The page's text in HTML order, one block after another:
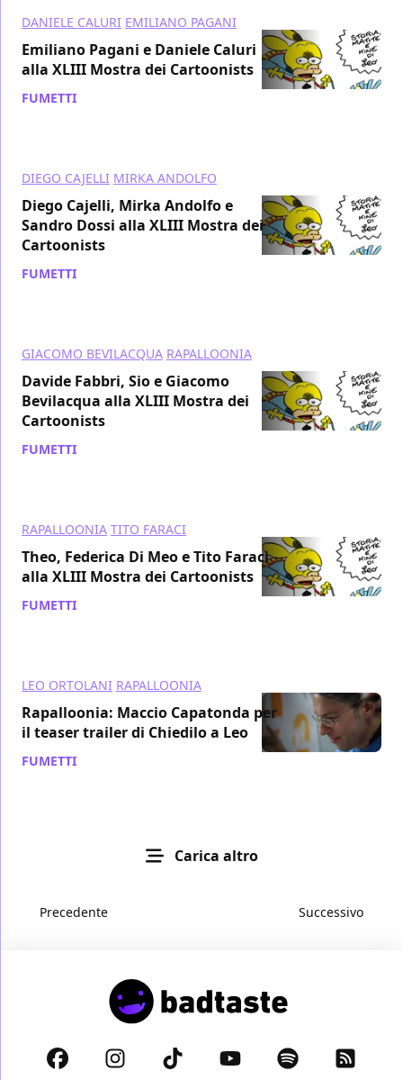
DANIELE CALURI EMILIANO PAGANI
Emiliano Pagani e Daniele Caluri
alla XLIII Mostra dei Cartoonists
FUMETTI
DIEGO CAJELLI MIRKA ANDOLFO
Diego Cajelli, Mirka Andolfo e
Sandro Dossi alla XLIII Mostra dei
Cartoonists
FUMETTI
GIACOMO BEVILACQUA RAPALLOONIA
Davide Fabbri, Sio e Giacomo
Bevilacqua alla XLIII Mostra dei
Cartoonists
FUMETTI
RAPALLOONIA TITO FARACI
Theo, Federica Di Meo e Tito Faraci
alla XLIII Mostra dei Cartoonists
FUMETTI
LEO ORTOLANI RAPALLOONIA
Rapalloonia: Maccio Capatonda per
il teaser trailer di Chiedilo a Leo
FUMETTI
Carica altro
Precedente Successivo